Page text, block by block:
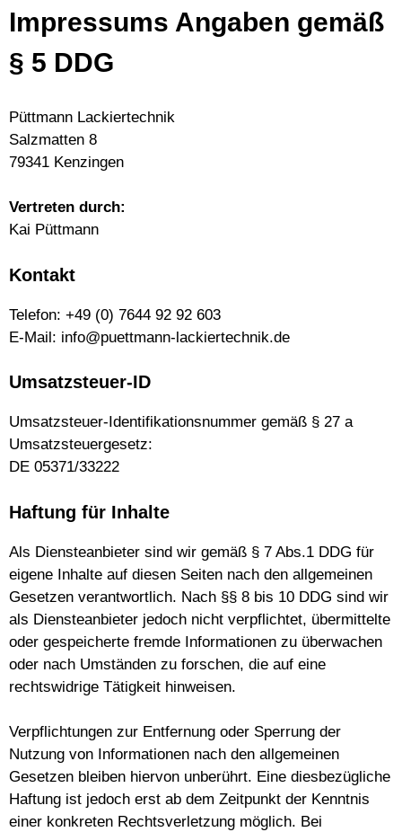
Impressums Angaben gemäß
§ 5 DDG
Püttmann Lackiertechnik
Salzmatten 8
79341 Kenzingen
Vertreten durch:
Kai Püttmann
Kontakt
Telefon: +49 (0) 7644 92 92 603
E-Mail: info@puettmann-lackiertechnik.de
Umsatzsteuer-ID
Umsatzsteuer-Identifikationsnummer gemäß § 27 a
Umsatzsteuergesetz:
DE 05371/33222
Haftung für Inhalte
Als Diensteanbieter sind wir gemäß § 7 Abs.1 DDG für
eigene Inhalte auf diesen Seiten nach den allgemeinen
Gesetzen verantwortlich. Nach §§ 8 bis 10 DDG sind wir
als Diensteanbieter jedoch nicht verpflichtet, übermittelte
oder gespeicherte fremde Informationen zu überwachen
oder nach Umständen zu forschen, die auf eine
rechtswidrige Tätigkeit hinweisen.
Verpflichtungen zur Entfernung oder Sperrung der
Nutzung von Informationen nach den allgemeinen
Gesetzen bleiben hiervon unberührt. Eine diesbezügliche
Haftung ist jedoch erst ab dem Zeitpunkt der Kenntnis
einer konkreten Rechtsverletzung möglich. Bei